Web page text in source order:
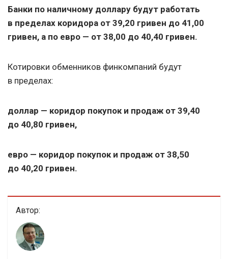
Банки по наличному доллару будут работать
в пределах коридора от 39,20 гривен до 41,00
гривен, а по евро — от 38,00 до 40,40 гривен.
Котировки обменников финкомпаний будут
в пределах:
доллар — коридор покупок и продаж от 39,40
до 40,80 гривен,
евро — коридор покупок и продаж от 38,50
до 40,20 гривен.
Автор: